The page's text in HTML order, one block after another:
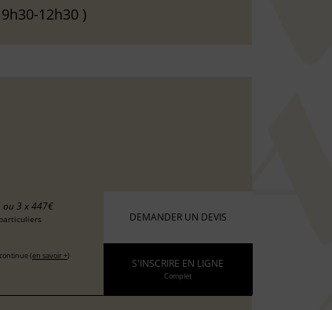
12h30 )
ou 3 x 447€
(en savoir +)
DEMANDER UN DEVIS
S'INSCRIRE EN LIGNE
Complet